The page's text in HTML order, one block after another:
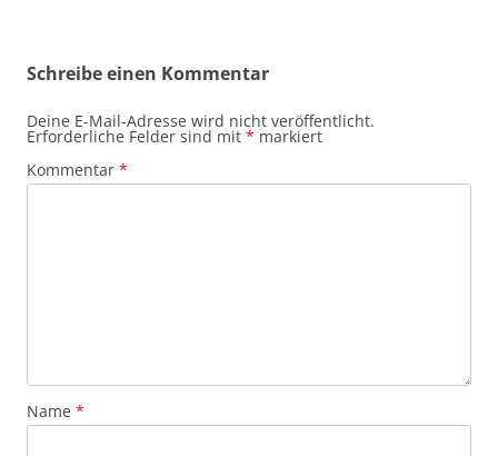
Schreibe einen Kommentar
Deine E-Mail-Adresse wird nicht veröffentlicht.
Erforderliche Felder sind mit * markiert
Kommentar *
Name *